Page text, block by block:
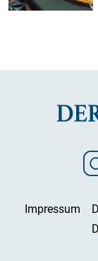
Impressum